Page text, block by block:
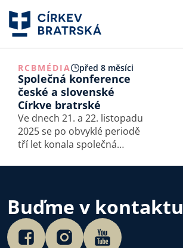
RCBMÉDIA před 8 měsíci
Společná konference
české a slovenské
Církve bratrské
Ve dnech 21. a 22. listopadu
2025 se po obvyklé periodě
tří let konala společná
Buďme v kontaktu